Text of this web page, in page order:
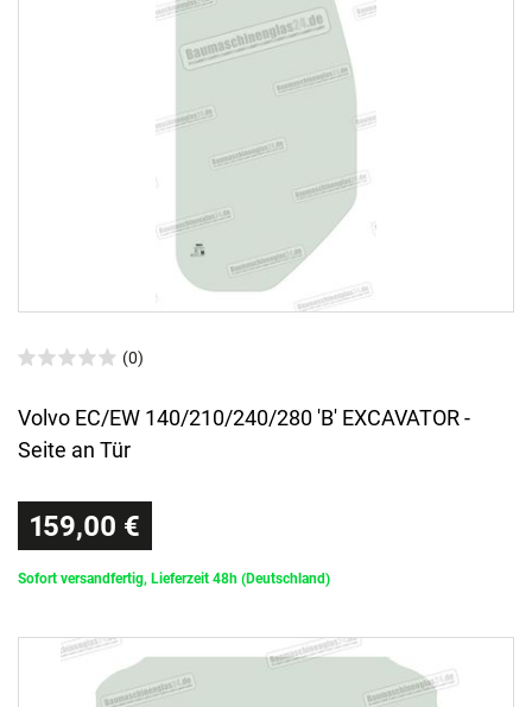
(0)
Volvo EC/EW 140/210/240/280 'B' EXCAVATOR -
Seite an Tür
159,00 €
Sofort versandfertig, Lieferzeit 48h (Deutschland)